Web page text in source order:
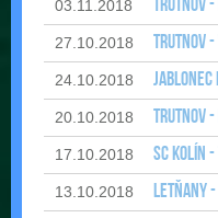
03.11.2018 Trutnov -
27.10.2018 Trutnov
24.10.2018 Jablonec
20.10.2018 Trutnov -
17.10.2018 SC Kolín
13.10.2018 Letňany